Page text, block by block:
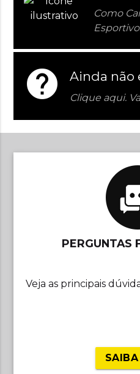
Como
help Ainda não
Clique aqui.
PERGUNTAS
Veja as principais